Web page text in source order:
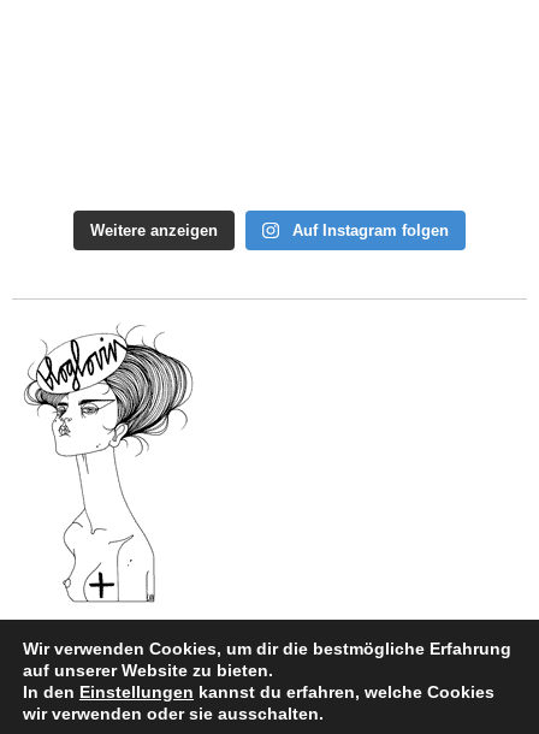
Weitere anzeigen Auf Instagram folgen
Impressum |Datenschutz
Wir verwenden Cookies, um dir die bestmögliche Erfahrung
auf unserer Website zu bieten.
In den Einstellungen kannst du erfahren, welche Cookies
wir verwenden oder sie ausschalten.